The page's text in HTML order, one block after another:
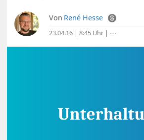
Von René Hesse
23.04.16 | 8:45 Uhr | ⋯